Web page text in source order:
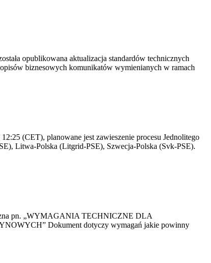
opublikowana aktualizacja standardów technicznych
biznesowych komunikatów wymienianych w ramach
(CET), planowane jest zawieszenie procesu Jednolitego
Litwa-Polska (Litgrid-PSE), Szwecja-Polska (Svk-PSE).
pn. „WYMAGANIA TECHNICZNE DLA
Dokument dotyczy wymagań jakie powinny